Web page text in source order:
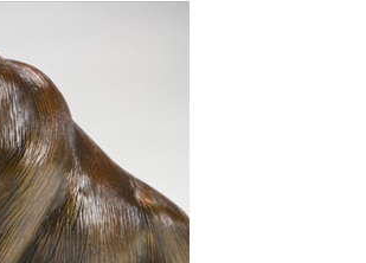
добро. Собака в китайской
импульсы, а умный
от природных до
и